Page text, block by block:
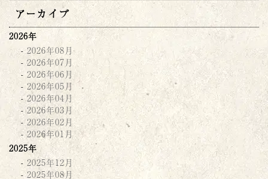
アーカイブ
2026年
2026年08月
2026年07月
2026年06月
2026年05月
2026年04月
2026年03月
2026年02月
2026年01月
2025年
2025年12月
2025年08月